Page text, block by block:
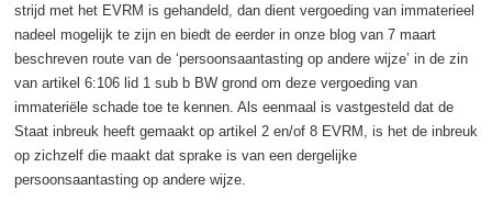
strijd met het EVRM is gehandeld, dan dient vergoeding van immaterieel
nadeel mogelijk te zijn en biedt de eerder in onze blog van 7 maart
beschreven route van de ‘persoonsaantasting op andere wijze’ in de zin
van artikel 6:106 lid 1 sub b BW grond om deze vergoeding van
immateriële schade toe te kennen. Als eenmaal is vastgesteld dat de
Staat inbreuk heeft gemaakt op artikel 2 en/of 8 EVRM, is het de inbreuk
op zichzelf die maakt dat sprake is van een dergelijke
persoonsaantasting op andere wijze.